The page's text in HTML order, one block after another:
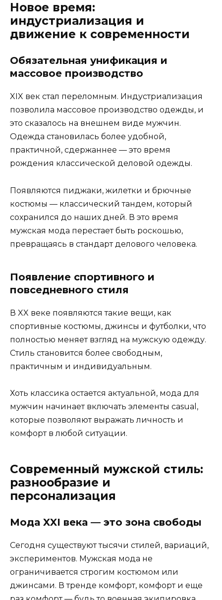
Новое время:
индустриализация и
движение к современности
Обязательная унификация и
массовое производство
XIX век стал переломным. Индустриализация
позволила массовое производство одежды, и
это сказалось на внешнем виде мужчин.
Одежда становилась более удобной,
практичной, сдержаннее — это время
рождения классической деловой одежды.
Появляются пиджаки, жилетки и брючные
костюмы — классический тандем, который
сохранился до наших дней. В это время
мужская мода перестает быть роскошью,
превращаясь в стандарт делового человека.
Появление спортивного и
повседневного стиля
В XX веке появляются такие вещи, как
спортивные костюмы, джинсы и футболки, что
полностью меняет взгляд на мужскую одежду.
Стиль становится более свободным,
практичным и индивидуальным.
Хоть классика остается актуальной, мода для
мужчин начинает включать элементы casual,
которые позволяют выражать личность и
комфорт в любой ситуации.
Современный мужской стиль:
разнообразие и
персонализация
Мода XXI века — это зона свободы
Сегодня существуют тысячи стилей, вариаций,
экспериментов. Мужская мода не
ограничивается строгим костюмом или
джинсами. В тренде комфорт, комфорт и еще